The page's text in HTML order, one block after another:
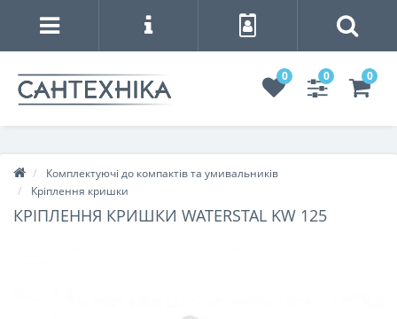
0 0 0
Комплектуючі до компактів та умивальників
Кріплення кришки
КРІПЛЕННЯ КРИШКИ WATERSTAL KW 125